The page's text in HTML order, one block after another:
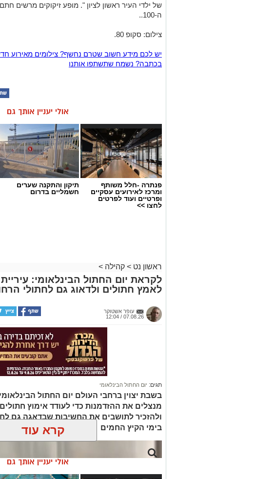
של ילדי העיר ראשון לציון ". מופע זיקוקים מרשים
ה-100..
צילום: סקופ 80.
יש לכם מידע חשוב שטרם נחשף? צילומים מאירוע
בכתבה? נשמח שתשתפו אותנו
אולי יעניין אותך גם
פנתרה -חלל משותף
ומרכז לאירועים עסקיים
ופרטיים ועוד לפרטים
לחצו >>
תיקון והתקנה שערים
חשמליים בדרום
ראשון נט > קהילה >
לקראת יום החתול הבינלאומי:
לאמץ חתולים ולדאוג גם לחתולי
עופר אשטוקר
07.08.26 / 12:04
תגים: יום החתול הבינלאומי
בשבת יצוין ברחבי העולם יום החתול הבינלאומי,
מנצלים את ההזדמנות כדי לעודד אימוץ
ולהזכיר לתושבים את החשיבות שבדאגה גם
בימי הקיץ החמים
קרא עוד
אולי יעניין אותך גם